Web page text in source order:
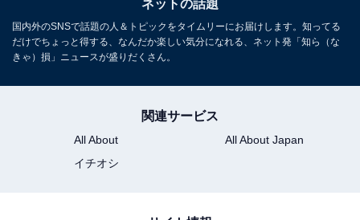
ネットの話題
国内外のSNSで話題の人＆トピックをタイムリーにお届けします。知ってる
だけでちょっと得する、なんだか楽しい気分になれる、ネット発「知ら（な
きゃ）損」ニュースが盛りだくさん。
関連サービス
All About
All About Japan
イチオシ